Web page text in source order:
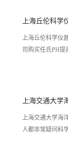
上海丘伦科学
上海丘伦科学仪
司购买任氏PH提
上海交通大学
上海交通大学海
人都非常疑问科